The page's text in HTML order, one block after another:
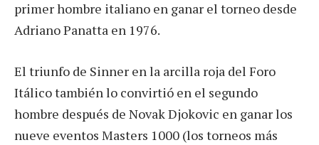
primer hombre italiano en ganar el torneo desde
Adriano Panatta en 1976.
El triunfo de Sinner en la arcilla roja del Foro
Itálico también lo convirtió en el segundo
hombre después de Novak Djokovic en ganar los
nueve eventos Masters 1000 (los torneos más